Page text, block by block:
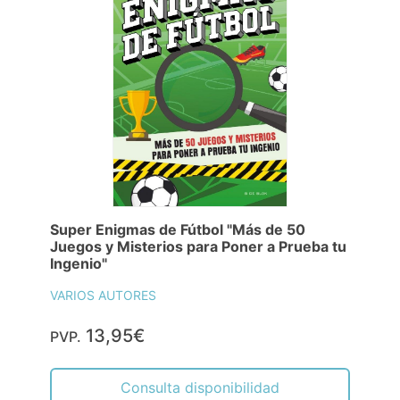
Super Enigmas de Fútbol "Más de 50
Juegos y Misterios para Poner a Prueba tu
Ingenio"
VARIOS AUTORES
PVP. 13,95€
Consulta disponibilidad